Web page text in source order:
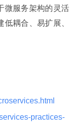
微服务架构的灵活
耦合、易扩展、
practices-